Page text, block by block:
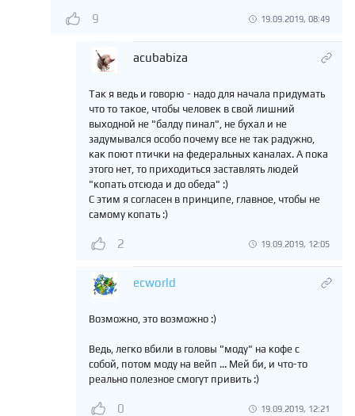
9 19.09.2019, 08:49
acubabiza
Так я ведь и говорю - надо для начала придумать
что то такое, чтобы человек в свой лишний
выходной не "балду пинал", не бухал и не
задумывался особо почему все не так радужно,
как поют птички на федеральных каналах. А пока
этого нет, то приходиться заставлять людей
"копать отсюда и до обеда" :)
С этим я согласен в принципе, главное, чтобы не
самому копать :)
2 19.09.2019, 12:05
ecworld
Возможно, это возможно :)
Ведь, легко вбили в головы "моду" на кофе с
собой, потом моду на вейп ... Мей би, и что-то
реально полезное смогут привить :)
0 19.09.2019, 12:21